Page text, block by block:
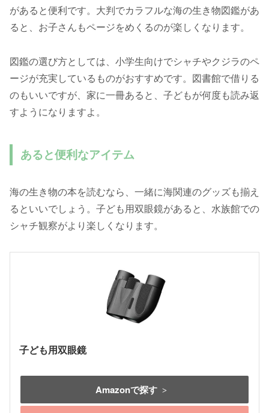
があると便利です。大判でカラフルな海の生き物図鑑があ
ると、お子さんもページをめくるのが楽しくなります。
図鑑の選び方としては、小学生向けでシャチやクジラのペ
ージが充実しているものがおすすめです。図書館で借りる
のもいいですが、家に一冊あると、子どもが何度も読み返
すようになりますよ。
あると便利なアイテム
海の生き物の本を読むなら、一緒に海関連のグッズも揃え
るといいでしょう。子ども用双眼鏡があると、水族館での
シャチ観察がより楽しくなります。
子ども用双眼鏡
Amazonで探す